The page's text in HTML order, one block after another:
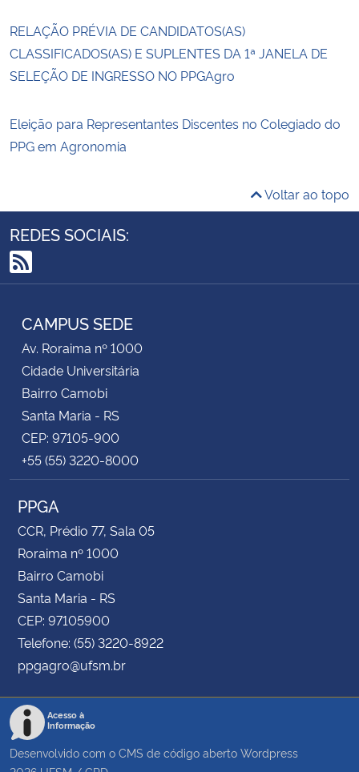
RELAÇÃO PRÉVIA DE CANDIDATOS(AS)
CLASSIFICADOS(AS) E SUPLENTES DA 1ª JANELA DE
SELEÇÃO DE INGRESSO NO PPGAgro
Eleição para Representantes Discentes no Colegiado do
PPG em Agronomia
Voltar ao topo
REDES SOCIAIS:
RSS
CAMPUS SEDE
Av. Roraima nº 1000
Cidade Universitária
Bairro Camobi
Santa Maria - RS
CEP: 97105-900
+55 (55) 3220-8000
PPGA
CCR, Prédio 77, Sala 05
Roraima nº 1000
Bairro Camobi
Santa Maria - RS
CEP: 97105900
Telefone: (55) 3220-8922
ppgagro@ufsm.br
Acesso à
Informação
Desenvolvido com o CMS de código aberto Wordpress